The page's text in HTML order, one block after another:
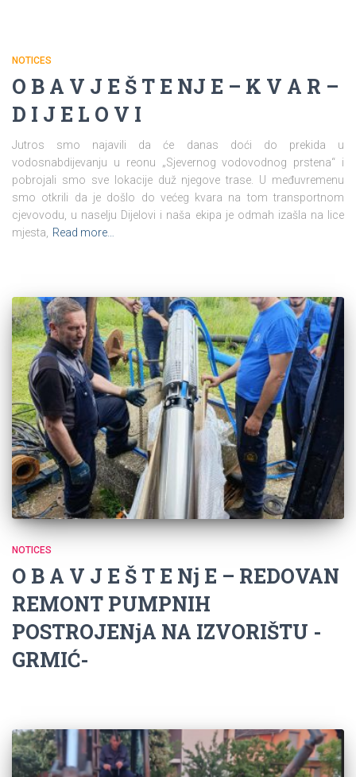
NOTICES
O B A V J E Š T E NJ E – K V A R –
D I J E L O V I
Jutros smo najavili da će danas doći do prekida u
vodosnabdijevanju u reonu „Sjevernog vodovodnog prstena“ i
pobrojali smo sve lokacije duž njegove trase. U međuvremenu
smo otkrili da je došlo do većeg kvara na tom transportnom
cjevovodu, u naselju Dijelovi i naša ekipa je odmah izašla na lice
mjesta,
Read more…
NOTICES
O B A V J E Š T E Nj E – REDOVAN
REMONT PUMPNIH
POSTROJENjA NA IZVORIŠTU -
GRMIĆ-